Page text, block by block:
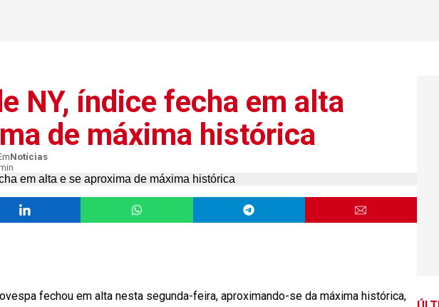
NY, índice fecha em alta
de máxima histórica
Notícias
fechou em alta nesta segunda-feira, aproximando-se da máxima histórica,